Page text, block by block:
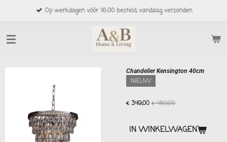
de
hoofdinhoud
Op werkdagen vóór 16:00 besteld, vandaag verzonden
Chandelier Kensington 40cm
NIEUW
€ 349,00 € 489,00
IN WINKELWAGEN